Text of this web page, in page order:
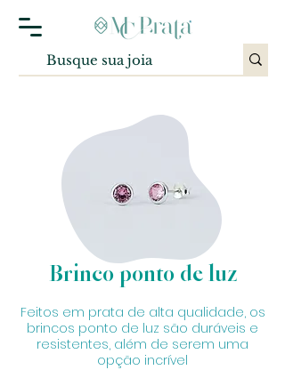
Brinco ponto de luz
Feitos em prata de alta qualidade, os
brincos ponto de luz são duráveis e
resistentes, além de serem uma
opção incrível